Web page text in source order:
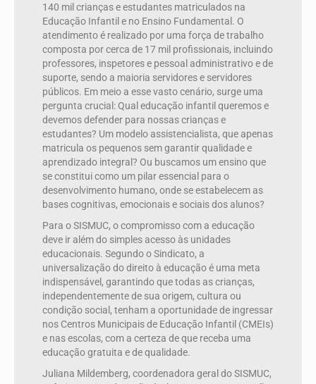
140 mil crianças e estudantes matriculados na
Educação Infantil e no Ensino Fundamental. O
atendimento é realizado por uma força de trabalho
composta por cerca de 17 mil profissionais, incluindo
professores, inspetores e pessoal administrativo e de
suporte, sendo a maioria servidores e servidores
públicos. Em meio a esse vasto cenário, surge uma
pergunta crucial: Qual educação infantil queremos e
devemos defender para nossas crianças e
estudantes? Um modelo assistencialista, que apenas
matricula os pequenos sem garantir qualidade e
aprendizado integral? Ou buscamos um ensino que
se constitui como um pilar essencial para o
desenvolvimento humano, onde se estabelecem as
bases cognitivas, emocionais e sociais dos alunos?
Para o SISMUC, o compromisso com a educação
deve ir além do simples acesso às unidades
educacionais. Segundo o Sindicato, a
universalização do direito à educação é uma meta
indispensável, garantindo que todas as crianças,
independentemente de sua origem, cultura ou
condição social, tenham a oportunidade de ingressar
nos Centros Municipais de Educação Infantil (CMEIs)
e nas escolas, com a certeza de que receba uma
educação gratuita e de qualidade.
Juliana Mildemberg, coordenadora geral do SISMUC,